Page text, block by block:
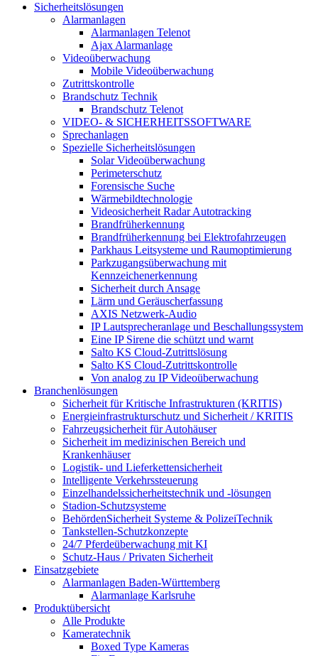
Sicherheitslösungen
Alarmanlagen
Alarmanlagen Telenot
Ajax Alarmanlage
Videoüberwachung
Mobile Videoüberwachung
Zutrittskontrolle
Brandschutz Technik
Brandschutz Telenot
VIDEO- & SICHERHEITSSOFTWARE
Sprechanlagen
Spezielle Sicherheitslösungen
Solar Videoüberwachung
Perimeterschutz
Forensische Suche
Wärmebildtechnologie
Videosicherheit Radar Autotracking​
Brandfrüherkennung
Brandfrüherkennung bei Elektrofahrzeugen
Parkhaus Leitsysteme und Raumoptimierung
Parkzugangsüberwachung mit
Kennzeichenerkennung
Sicherheit durch Ansage
Lärm und Geräuscherfassung
AXIS Netzwerk-Audio
IP Lautsprecheranlage und Beschallungssystem
Eine IP Sirene die schützt und warnt
Salto KS Cloud-Zutrittslösung
Salto KS Cloud-Zutrittskontrolle
Von analog zu IP Videoüberwachung
Branchenlösungen
Sicherheit für Kritische Infrastrukturen (KRITIS)
Energieinfrastrukturschutz und Sicherheit / KRITIS
Fahrzeugsicherheit für Autohäuser
Sicherheit im medizinischen Bereich und
Krankenhäuser
Logistik- und Lieferkettensicherheit
Intelligente Verkehrssteuerung
Einzelhandelssicherheitstechnik und -lösungen
Stadion-Schutzsysteme
BehördenSicherheit Systeme & PolizeiTechnik
Tankstellen-Schutzkonzepte​
24/7 Pferdeüberwachung mit KI
Schutz-Haus / Privaten Sicherheit
Einsatzgebiete
Alarmanlagen Baden-Württemberg
Alarmanlage Karlsruhe
Produktübersicht
Alle Produkte
Kameratechnik
Boxed Type Kameras